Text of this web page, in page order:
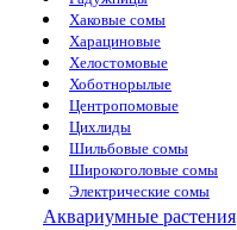
Хаковые сомы
Харациновые
Хелостомовые
Хоботнорылые
Центропомовые
Цихлиды
Шильбовые сомы
Широкоголовые сомы
Электрические сомы
Аквариумные растения